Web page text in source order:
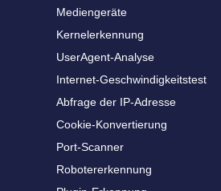
Mediengeräte
Kernelerkennung
UserAgent-Analyse
Internet-Geschwindigkeitstest
Abfrage der IP-Adresse
Cookie-Konvertierung
Port-Scanner
Robotererkennung